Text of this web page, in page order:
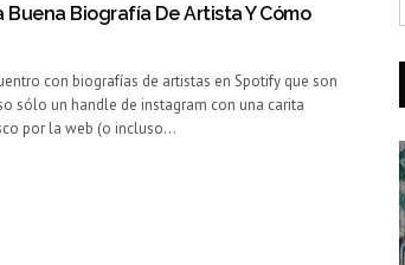
Buena Biografía De Artista Y Cómo
con biografías de artistas en Spotify que son
sólo un handle de instagram con una carita
por la web (o incluso…